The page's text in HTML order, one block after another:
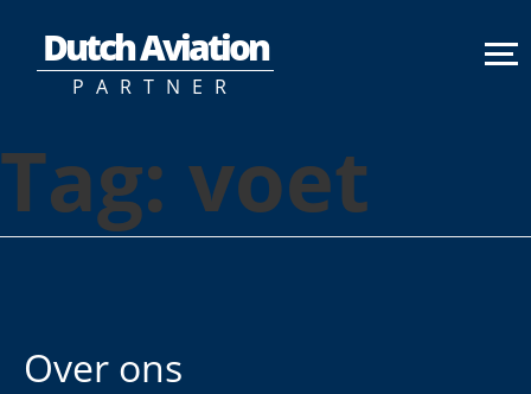
Dutch Aviation
PARTNER
Tag: voet
Over ons